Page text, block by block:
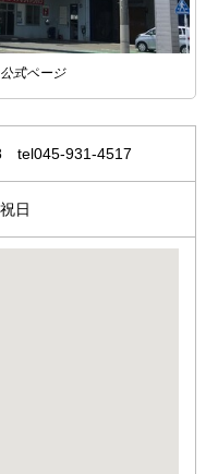
式ページ
tel045-931-4517
日